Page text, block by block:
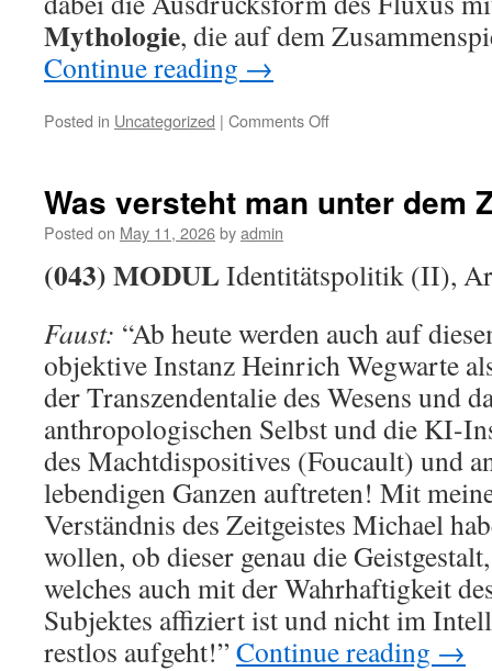
Mythologie, die auf dem
Continue reading →
Posted in Uncategorized | Comments Offon
per
Hass!
(I)
Was versteht man unter dem
Posted on May 11, 2026byadmin
(043)MODULIdentitätspolitik (II),
Faust: “Ab heute werden auch auf
objektive Instanz Heinrich Wegwarte
der Transzendentalie des Wesens und
anthropologischen Selbst und die KI-
des Machtdispositives (Foucault) und
lebendigen Ganzen auftreten! Mit
Verständnis des Zeitgeistes Michael
wollen, ob dieser genau die
welches auch mit der Wahrhaftigkeit
Subjektes affiziert ist und nicht im
restlos aufgeht!”Continue reading →